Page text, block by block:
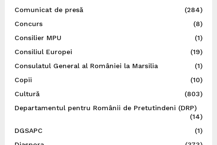
Comunicat de presă
(284)
Concurs
(8)
Consilier MPU
(1)
Consiliul Europei
(19)
Consulatul General al României la Marsilia
(1)
Copii
(10)
Cultură
(803)
Departamentul pentru Românii de Pretutindeni (DRP)
(14)
DGSAPC
(1)